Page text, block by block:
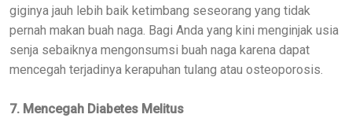
giginya jauh lebih baik ketimbang seseorang yang tidak
pernah makan buah naga. Bagi Anda yang kini menginjak usia
senja sebaiknya mengonsumsi buah naga karena dapat
mencegah terjadinya kerapuhan tulang atau osteoporosis.
7. Mencegah Diabetes Melitus